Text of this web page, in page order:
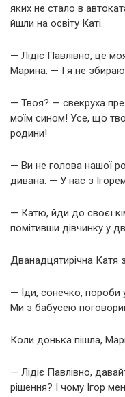
яких не стало в
йшли на освіту Каті.
— Лідіє Павлівно, це
Марина. — І я не
— Твоя? — свекруха
моїм сином! Усе, що
родини!
— Ви не голова нашої
дивана. — У нас з
— Катю, йди до своєї
помітивши дівчинку у
Дванадцятирічна Катя
— Іди, сонечко,
Ми з бабусею
Коли донька пішла,
— Лідіє Павлівно,
рішення? І чому Ігор